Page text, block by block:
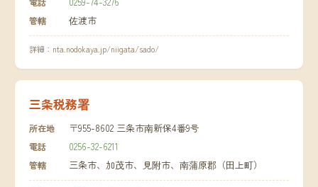
管轄 佐渡市
詳細： nta.nodokaya.jp/niigata/sado/
三条税務署
所在地 〒955-8602 三条市南新保4番9号
電話 0256-32-6211
管轄 三条市、加茂市、見附市、南蒲原郡（田上町）